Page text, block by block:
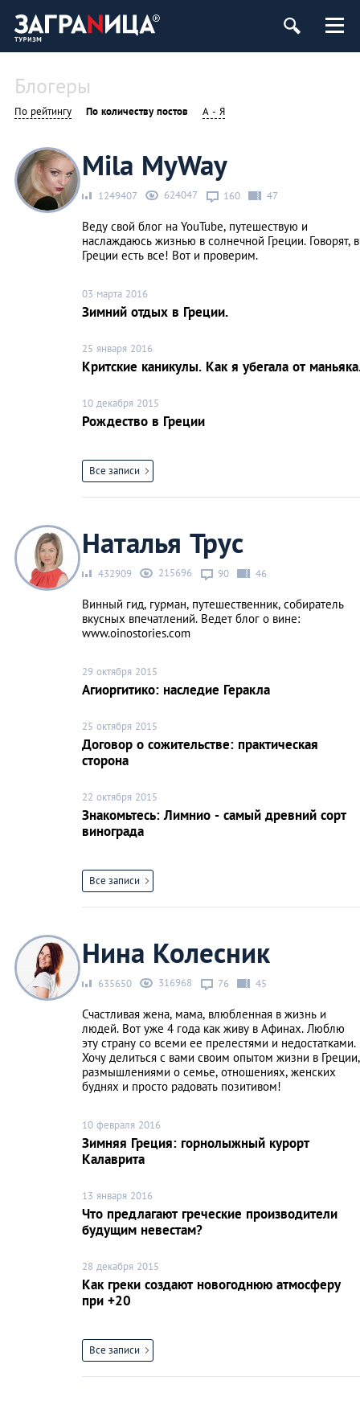
Блогеры
По рейтингу По количеству постов А - Я
Mila MyWay
1249407 624047 160 47
Веду свой блог на YouTube, путешествую и
наслаждаюсь жизнью в солнечной Греции. Говорят, в
Греции есть все! Вот и проверим.
03 марта 2016
Зимний отдых в Греции.
25 января 2016
Критские каникулы. Как я убегала от
10 декабря 2015
Рождество в Греции
Все записи
Наталья Трус
432909 215696 90 46
Винный гид, гурман, путешественник, собиратель
вкусных впечатлений. Ведет блог о вине:
www.oinostories.com
29 октября 2015
Агиоргитико: наследие Геракла
25 октября 2015
Договор о сожительстве: практическая
сторона
22 октября 2015
Знакомьтесь: Лимнио - самый древний сорт
винограда
Все записи
Нина Колесник
635650 316968 76 45
Счастливая жена, мама, влюбленная в жизнь и
людей. Вот уже 4 года как живу в Афинах. Люблю
эту страну со всеми ее прелестями и недостатками.
Хочу делиться с вами своим опытом жизни в Греции,
размышлениями о семье, отношениях, женских
буднях и просто радовать позитивом!
10 февраля 2016
Зимняя Греция: горнолыжный курорт
Калаврита
13 января 2016
Что предлагают греческие производители
будущим невестам?
28 декабря 2015
Как греки создают новогоднюю атмосферу
при +20
Все записи